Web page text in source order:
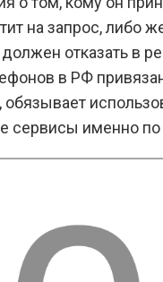
на запрос, либо
отказать в
в РФ
сервисы именно по